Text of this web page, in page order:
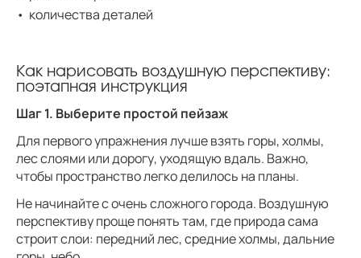
количества деталей
Как нарисовать воздушную перспективу:
поэтапная инструкция
Шаг 1. Выберите простой пейзаж
Для первого упражнения лучше взять горы, холмы,
лес слоями или дорогу, уходящую вдаль. Важно,
чтобы пространство легко делилось на планы.
Не начинайте с очень сложного города. Воздушную
перспективу проще понять там, где природа сама
строит слои: передний лес, средние холмы, дальние